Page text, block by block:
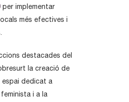
per implementar
més efectives i
destacades del
la creació de
espai dedicat a
feminista i a la